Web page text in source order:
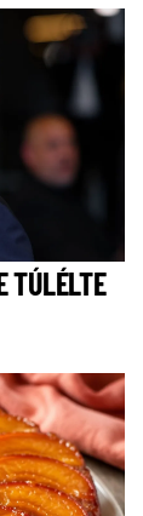
TÚLÉLTE